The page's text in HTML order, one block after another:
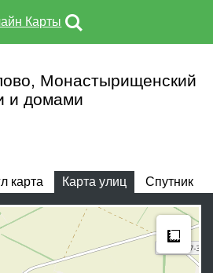
Карты
Монастырищенский
и домами
карта Карта улиц Спутник